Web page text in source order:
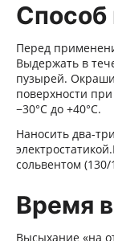
Способ
Перед
Выдержать в
пузырей.
поверхности
−30°С до +40°С.
Наносить два-
сольвентом
Время
Высыхание «на